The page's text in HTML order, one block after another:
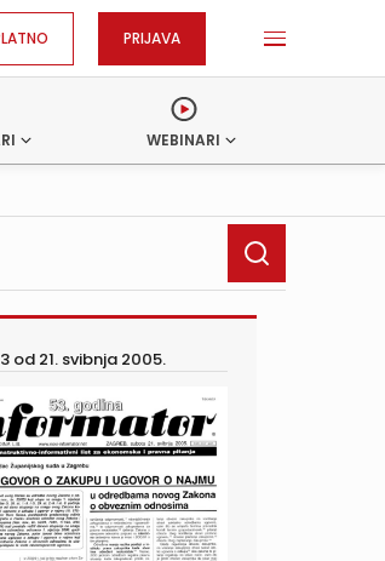
PRIJAVA
WEBINARI
od 21. svibnja 2005.